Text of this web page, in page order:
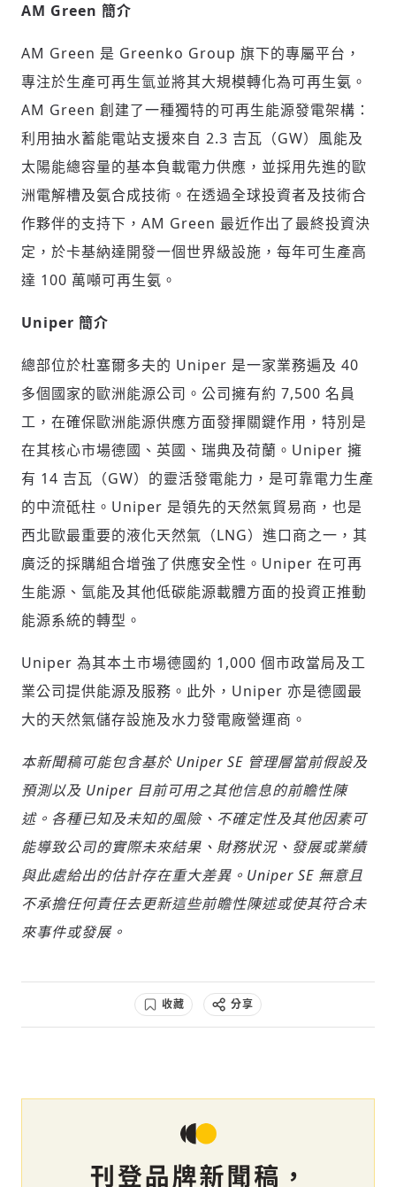
AM Green 簡介
AM Green 是 Greenko Group 旗下的專屬平台，
專注於生產可再生氫並將其大規模轉化為可再生氨。
AM Green 創建了一種獨特的可再生能源發電架構：
利用抽水蓄能電站支援來自 2.3 吉瓦（GW）風能及
太陽能總容量的基本負載電力供應，並採用先進的歐
洲電解槽及氨合成技術。在透過全球投資者及技術合
作夥伴的支持下，AM Green 最近作出了最終投資決
定，於卡基納達開發一個世界級設施，每年可生產高
達 100 萬噸可再生氨。
Uniper 簡介
總部位於杜塞爾多夫的 Uniper 是一家業務遍及 40
多個國家的歐洲能源公司。公司擁有約 7,500 名員
工，在確保歐洲能源供應方面發揮關鍵作用，特別是
在其核心市場德國、英國、瑞典及荷蘭。Uniper 擁
有 14 吉瓦（GW）的靈活發電能力，是可靠電力生產
的中流砥柱。Uniper 是領先的天然氣貿易商，也是
西北歐最重要的液化天然氣（LNG）進口商之一，其
廣泛的採購組合增強了供應安全性。Uniper 在可再
生能源、氫能及其他低碳能源載體方面的投資正推動
能源系統的轉型。
Uniper 為其本土市場德國約 1,000 個市政當局及工
業公司提供能源及服務。此外，Uniper 亦是德國最
大的天然氣儲存設施及水力發電廠營運商。
本新聞稿可能包含基於 Uniper SE 管理層當前假設及
預測以及 Uniper 目前可用之其他信息的前瞻性陳
述。各種已知及未知的風險、不確定性及其他因素可
能導致公司的實際未來結果、財務狀況、發展或業績
與此處給出的估計存在重大差異。Uniper SE 無意且
不承擔任何責任去更新這些前瞻性陳述或使其符合未
來事件或發展。
收藏 分享